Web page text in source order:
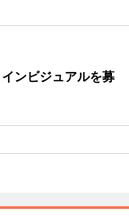
ンビジュアルを募